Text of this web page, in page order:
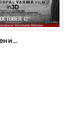
Возвращение призрака (2012)